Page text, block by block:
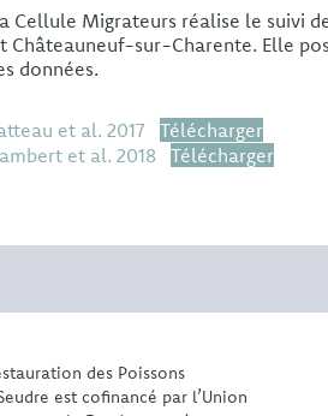
Cellule Migrateurs réalise le suivi
Châteauneuf-sur-Charente. Elle
données.
et al. 2017 Télécharger
et al. 2018 Télécharger
des Poissons
est cofinancé par l’Union